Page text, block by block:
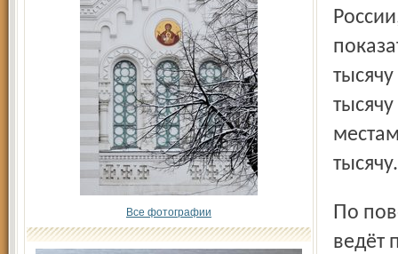
Все фотографии По поводу гостиницы «Чайка» скажу следующее. Мэрия
ведёт